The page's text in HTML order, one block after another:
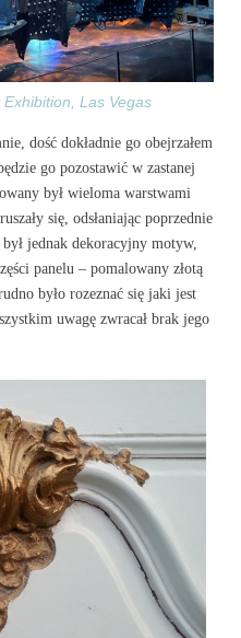
Exhibition, Las Vegas
dość dokładnie go obejrzałem
go pozostawić w zastanej
był wieloma warstwami
się, odsłaniając poprzednie
jednak dekoracyjny motyw,
panelu – pomalowany złotą
było rozeznać się jaki jest
uwagę zwracał brak jego